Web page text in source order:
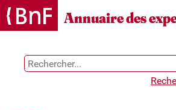
Gestion des cookies
Annuaire des